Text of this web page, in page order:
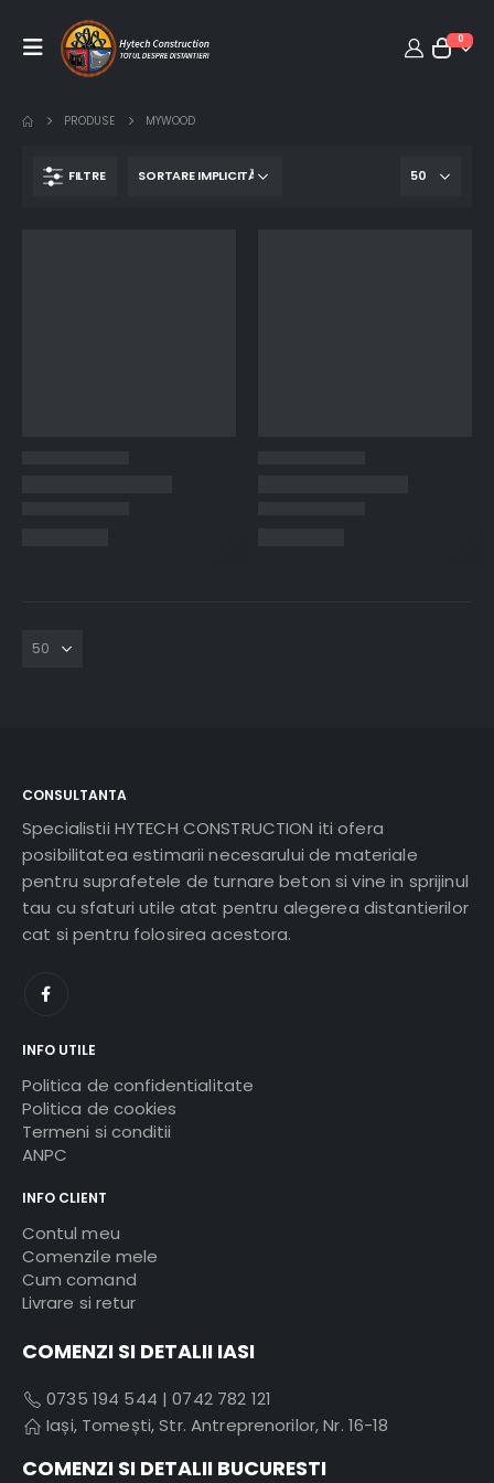
0
PRODUSE MYWOOD
FILTRE
CONSULTANTA
Specialistii HYTECH CONSTRUCTION iti ofera
posibilitatea estimarii necesarului de materiale
pentru suprafetele de turnare beton si vine in sprijinul
tau cu sfaturi utile atat pentru alegerea distantierilor
cat si pentru folosirea acestora.
INFO UTILE
Politica de confidentialitate
Politica de cookies
Termeni si conditii
ANPC
INFO CLIENT
Contul meu
Comenzile mele
Cum comand
Livrare si retur
COMENZI SI DETALII IASI
0735 194 544 |0742 782 121
Iași, Tomești, Str. Antreprenorilor, Nr. 16-18
COMENZI SI DETALII BUCURESTI